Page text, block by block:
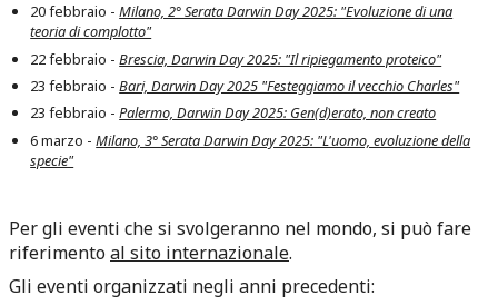
20 febbraio -Milano, 2° Serata Darwin Day 2025: "Evoluzione di una
teoria di complotto"
22 febbraio -Brescia, Darwin Day 2025: "Il ripiegamento proteico"
23 febbraio -Bari, Darwin Day 2025 "Festeggiamo il vecchio Charles"
23 febbraio -Palermo, Darwin Day 2025: Gen(d)erato, non creato
6 marzo -Milano, 3° Serata Darwin Day 2025: "L'uomo, evoluzione della
specie"
Per gli eventi che si svolgeranno nel mondo, si può fare
riferimentoal sito internazionale.
Gli eventi organizzati negli anni precedenti: